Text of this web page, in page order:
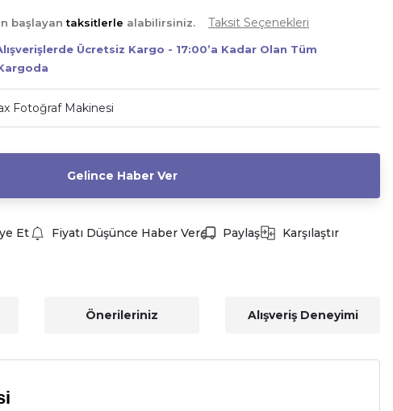
başlayantaksitlerle alabilirsiniz. Taksit Seçenekleri
Ücretsiz Kargo - 17:00’a Kadar Olan Tüm
Fotoğraf Makinesi
Gelince Haber Ver
Et Fiyatı Düşünce Haber Ver Paylaş Karşılaştır
Önerileriniz Alışveriş Deneyimi